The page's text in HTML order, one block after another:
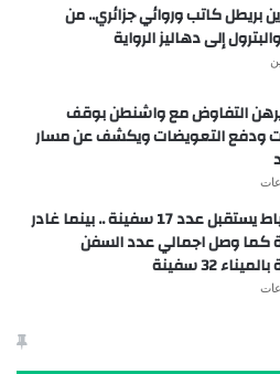
بريطل كاتب وروائي جزائري.. من
إلى دهاليز الرواية
التفاوض مع واشنطن بوقف
ودفع التعويضات ويكشف عن مسار
ميناء دمياط يستقبل عدد 17 سفينة .. بينما غادر
كما وصل اجمالي عدد السفن
32 سفينة